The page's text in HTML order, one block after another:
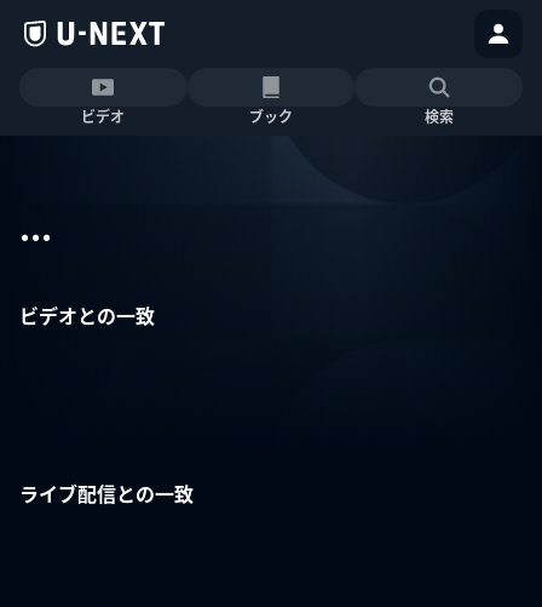
ビデオ ブック 検索
...
ビデオとの一致
ライブ配信との一致